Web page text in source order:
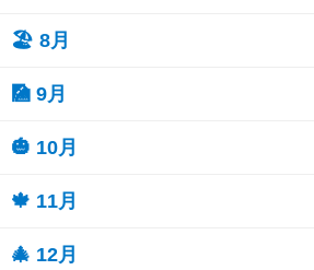
🏖 8月
🎑 9月
🎃 10月
🍁 11月
🎄 12月